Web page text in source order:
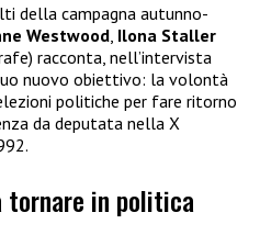
della campagna autunno-
Westwood Ilona Staller
racconta, nell’intervista
nuovo obiettivo: la volontà
politiche per fare ritorno
da deputata nella X
tornare in politica